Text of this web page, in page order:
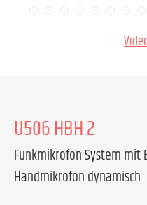
U506 HBH 2
Funkmikrofon System mit
Handmikrofon dynamisch